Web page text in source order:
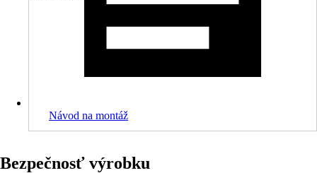
Návod na montáž
Bezpečnosť výrobku